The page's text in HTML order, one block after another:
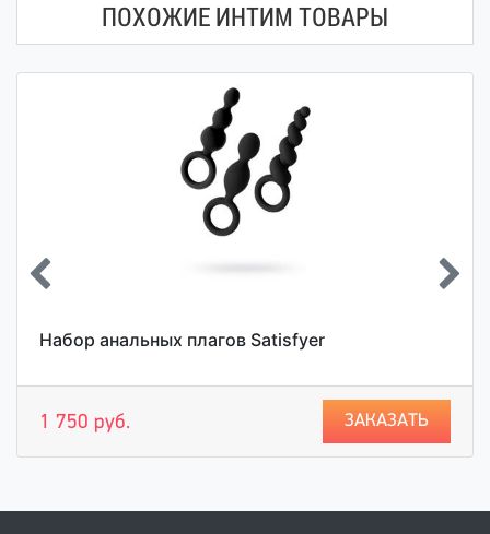
ПОХОЖИЕ ИНТИМ ТОВАРЫ
Набор анальных плагов Satisfyer
1 750 руб. ЗАКАЗАТЬ